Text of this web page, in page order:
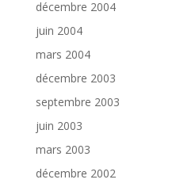
décembre 2004
juin 2004
mars 2004
décembre 2003
septembre 2003
juin 2003
mars 2003
décembre 2002